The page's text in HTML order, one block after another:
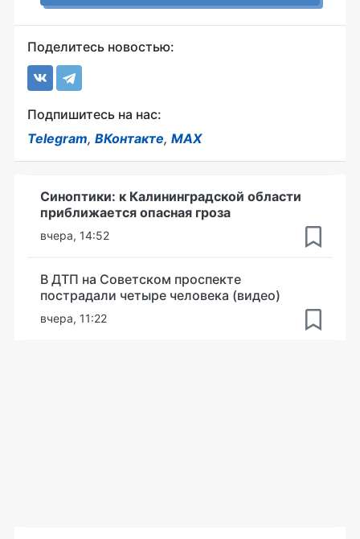
Поделитесь новостью:
Подпишитесь на нас:
Telegram, ВКонтакте, MAX
Синоптики: к Калининградской области
приближается опасная гроза
вчера, 14:52
В ДТП на Советском проспекте
пострадали четыре человека (видео)
вчера, 11:22